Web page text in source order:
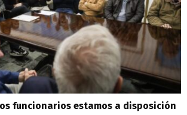
funcionarios estamos a disposición